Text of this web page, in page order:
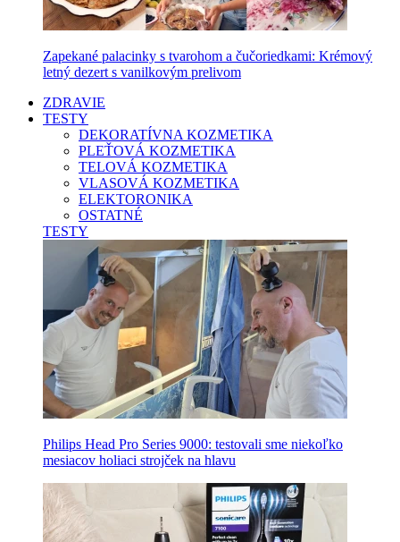
Zapekané palacinky s tvarohom a čučoriedkami: Krémový
letný dezert s vanilkovým prelivom
ZDRAVIE
TESTY
DEKORATÍVNA KOZMETIKA
PLEŤOVÁ KOZMETIKA
TELOVÁ KOZMETIKA
VLASOVÁ KOZMETIKA
ELEKTORONIKA
OSTATNÉ
TESTY
Philips Head Pro Series 9000: testovali sme niekoľko
mesiacov holiaci strojček na hlavu